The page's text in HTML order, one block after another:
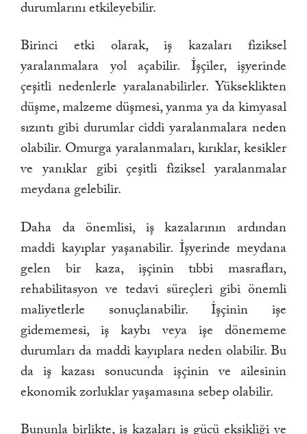
durumlarını etkileyebilir.
Birinci etki olarak, iş kazaları fiziksel
yaralanmalara yol açabilir. İşçiler, işyerinde
çeşitli nedenlerle yaralanabilirler. Yükseklikten
düşme, malzeme düşmesi, yanma ya da kimyasal
sızıntı gibi durumlar ciddi yaralanmalara neden
olabilir. Omurga yaralanmaları, kırıklar, kesikler
ve yanıklar gibi çeşitli fiziksel yaralanmalar
meydana gelebilir.
Daha da önemlisi, iş kazalarının ardından
maddi kayıplar yaşanabilir. İşyerinde meydana
gelen bir kaza, işçinin tıbbi masrafları,
rehabilitasyon ve tedavi süreçleri gibi önemli
maliyetlerle sonuçlanabilir. İşçinin işe
gidememesi, iş kaybı veya işe dönememe
durumları da maddi kayıplara neden olabilir. Bu
da iş kazası sonucunda işçinin ve ailesinin
ekonomik zorluklar yaşamasına sebep olabilir.
Bununla birlikte, iş kazaları iş gücü eksikliği ve